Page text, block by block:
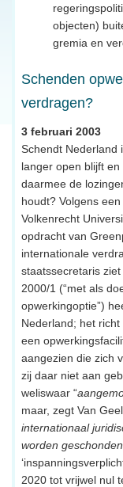
objecten)
gremia en
Schenden
verdragen?
3 februari 2003
Schendt Nederland
langer open blijft
daarmee de
houdt? Volgens
Volkenrecht
opdracht van
internationale
staatssecretaris
2000/1 (“met als
opwerkingoptie”)
Nederland; het richt
een
aangezien die zich
zij daar niet aan
weliswaar “
maar, zegt Van
internationaal
worden geschonden
2020 tot vrijwel nul